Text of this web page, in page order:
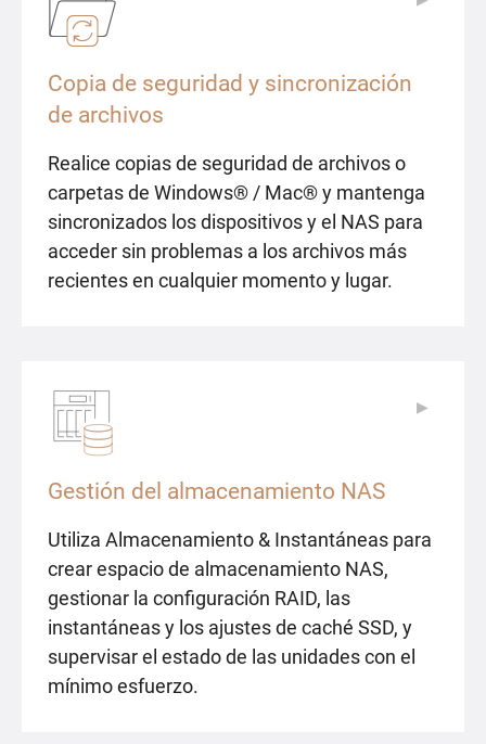
Copia de seguridad y sincronización
de archivos
Realice copias de seguridad de archivos o
carpetas de Windows® / Mac® y mantenga
sincronizados los dispositivos y el NAS para
acceder sin problemas a los archivos más
recientes en cualquier momento y lugar.
Gestión del almacenamiento NAS
Utiliza Almacenamiento & Instantáneas para
crear espacio de almacenamiento NAS,
gestionar la configuración RAID, las
instantáneas y los ajustes de caché SSD, y
supervisar el estado de las unidades con el
mínimo esfuerzo.
▶